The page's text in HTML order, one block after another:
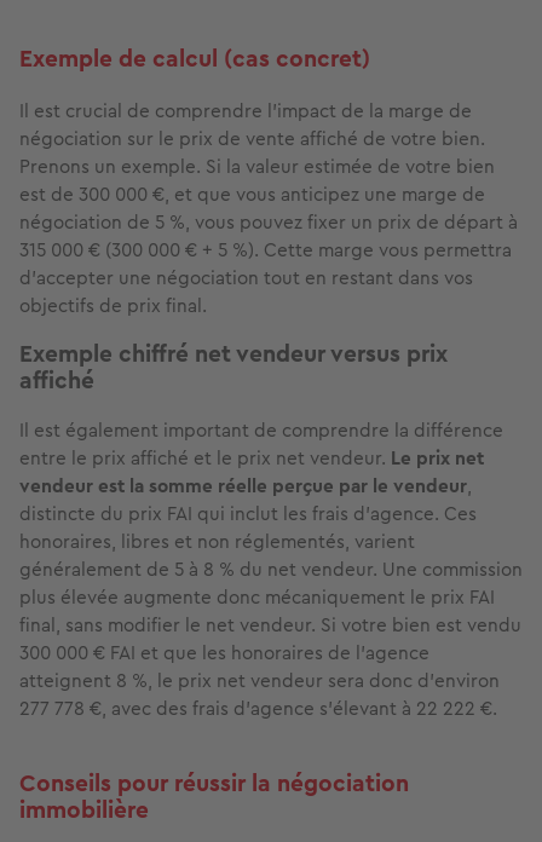
Exemple de calcul (cas concret)
Il est crucial de comprendre l’impact de la marge de
négociation sur le prix de vente affiché de votre bien.
Prenons un exemple. Si la valeur estimée de votre bien
est de 300 000 €, et que vous anticipez une marge de
négociation de 5 %, vous pouvez fixer un prix de départ à
315 000 € (300 000 € + 5 %). Cette marge vous permettra
d’accepter une négociation tout en restant dans vos
objectifs de prix final.
Exemple chiffré net vendeur versus prix
affiché
Il est également important de comprendre la différence
entre le prix affiché et le prix net vendeur. Le prix net
vendeur est la somme réelle perçue par le vendeur,
distincte du prix FAI qui inclut les frais d’agence. Ces
honoraires, libres et non réglementés, varient
généralement de 5 à 8 % du net vendeur. Une commission
plus élevée augmente donc mécaniquement le prix FAI
final, sans modifier le net vendeur. Si votre bien est vendu
300 000 € FAI et que les honoraires de l’agence
atteignent 8 %, le prix net vendeur sera donc d'environ
277 778 €, avec des frais d'agence s'élevant à 22 222 €.
Conseils pour réussir la négociation
immobilière